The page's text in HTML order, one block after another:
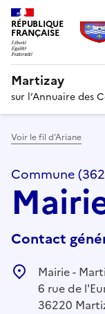
RÉPUBLIQUE
FRANÇAISE
Martizay
sur l’Annuaire des
Voir le fil d’Ariane
Commune
Contact
Mairie -
6 rue de
36220